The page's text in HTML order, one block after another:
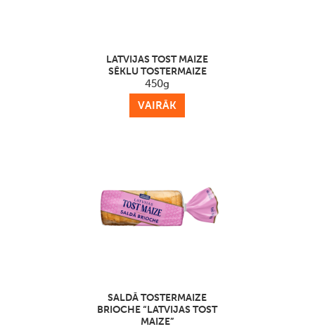
LATVIJAS TOST MAIZE
SĒKLU TOSTERMAIZE
450g
VAIRĀK
SALDĀ TOSTERMAIZE
BRIOCHE “LATVIJAS TOST
MAIZE”